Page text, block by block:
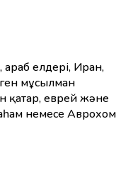
араб елдері, Иран,
мұсылман
қатар, еврей және
немесе Аврохом